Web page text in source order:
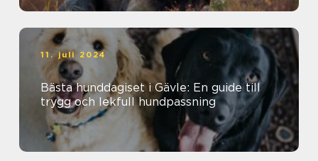
11. juli 2024
Bästa hunddagiset i Gävle: En guide till
trygg och lekfull hundpassning